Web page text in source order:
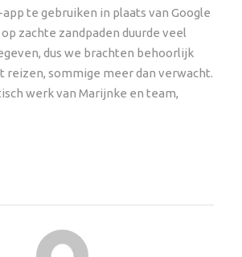
kleinschalige locaties met
en uitstekende ligging voor de
De accommodaties
de reiservaring. Omdat we
spa, gym, of je van rust houdt
de gedetailleerde reisbeschrijving
app te gebruiken in plaats van Google
zachte zandpaden duurde veel
dus we brachten behoorlijk
reizen, sommige meer dan verwacht.
werk van Marijnke en team,